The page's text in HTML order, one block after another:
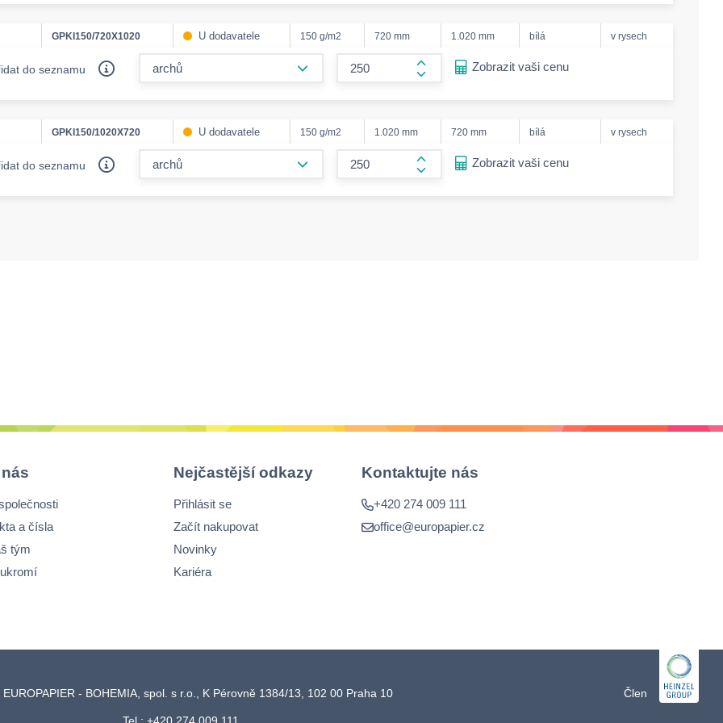
GPKI150/720X1020 U dodavatele 150 g/m2 720 mm 1.020 mm bílá v rysech
do seznamu
form.increase-amount
Zobrazit vaši cenu
GPKI150/1020X720 U dodavatele 150 g/m2 1.020 mm 720 mm bílá v rysech
do seznamu
form.increase-amount
Zobrazit vaši cenu
a čísla
tým
Nejčastější odkazy
Přihlásit se
Začít nakupovat
Novinky
Kariéra
Kontaktujte nás
+420 274 009 111
office@europapier.cz
- BOHEMIA, spol. s r.o., K Pérovně 1384/13, 102 00 Praha 10 Člen